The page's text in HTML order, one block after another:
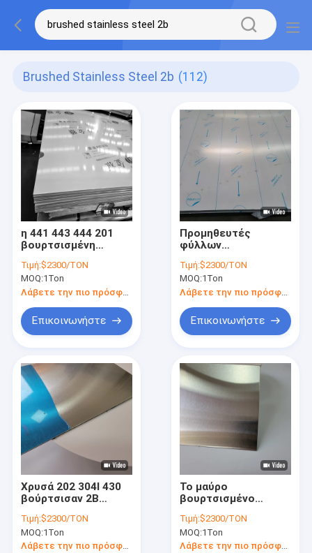
Brushed Stainless Steel 2b (112)
η 441 443 444 201
βουρτσισμένη
ανοξείδωτου 304l
316l βούρτσισε το
πιάτο 2b χάλυβα που
τελείωσαν
Τιμή:$2300/TON
MOQ:1Ton
Λάβετε την πιο πρόσφατη τιμή
Επικοινωνήστε
Προμηθευτές
φύλλων
AISI304 316l 1.5mm
3mm βουρτσισμένοι
Τιμή:$2300/TON
MOQ:1Ton
Επικοινωνήστε
Χρυσά 202 304l 430
βούρτσισαν 2B
ανοξείδωτου
ανοξείδωτο 202 BA
#4 φύλλο
Τιμή:$2300/TON
MOQ:1Ton
Λάβετε την πιο πρόσφατη τιμή
Το μαύρο
βουρτσισμένο
ανοξείδωτου 2mm
48 X 96 βούρτσισε
την επιτροπή 403f
Τιμή:$2300/TON
MOQ:1Ton